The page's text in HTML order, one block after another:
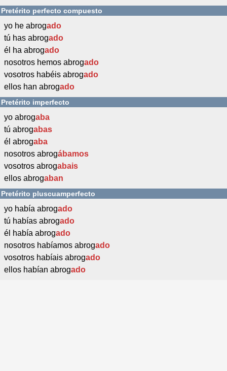
Pretérito perfecto compuesto
yo he abrogado
tú has abrogado
él ha abrogado
nosotros hemos abrogado
vosotros habéis abrogado
ellos han abrogado
Pretérito imperfecto
yo abrogaba
tú abrogabas
él abrogaba
nosotros abrogábamos
vosotros abrogabais
ellos abrogaban
Pretérito pluscuamperfecto
yo había abrogado
tú habías abrogado
él había abrogado
nosotros habíamos abrogado
vosotros habíais abrogado
ellos habían abrogado